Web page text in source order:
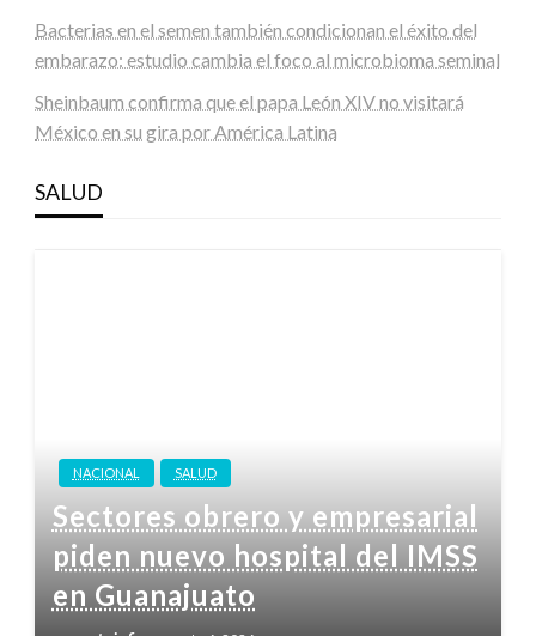
Bacterias en el semen también condicionan el éxito del
embarazo: estudio cambia el foco al microbioma seminal
Sheinbaum confirma que el papa León XIV no visitará
México en su gira por América Latina
SALUD
NACIONAL SALUD
Sectores obrero y empresarial
piden nuevo hospital del IMSS
en Guanajuato